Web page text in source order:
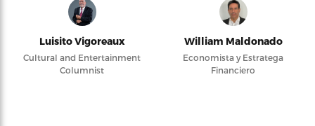
Luisito Vigoreaux
Cultural and Entertainment
Columnist
William Maldonado
Economista y Estratega
Financiero